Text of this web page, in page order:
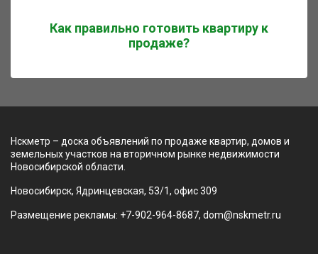
Как правильно готовить квартиру к
продаже?
Нскметр – доска объявлений по продаже квартир, домов и
земельных участков на вторичном рынке недвижимости
Новосибирской области.
Новосибирск, Ядринцевская, 53/1, офис 309
Размещение рекламы: +7-902-964-8687, dom@nskmetr.ru